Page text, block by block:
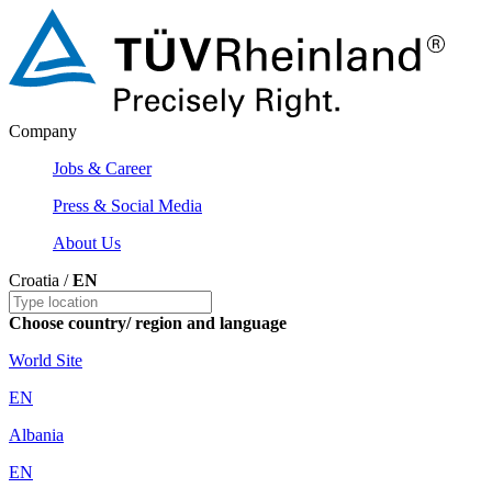
Company
Jobs & Career
Press & Social Media
About Us
Croatia /EN
Choose country/ region and language
World Site
EN
Albania
EN